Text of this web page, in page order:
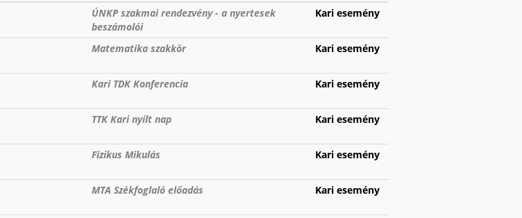
ÚNKP szakmai rendezvény - a nyertesek
beszámolói
Kari esemény
Matematika szakkör Kari esemény
Kari TDK Konferencia Kari esemény
TTK Kari nyílt nap Kari esemény
Fizikus Mikulás Kari esemény
MTA Székfoglaló előadás Kari esemény